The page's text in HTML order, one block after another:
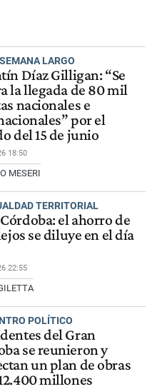
LARGO
Díaz Gilligan: “Se
la llegada de 80 mil
nacionales e
por el
del 15 de junio
18:50
MESERI
TERRITORIAL
el ahorro de
se diluye en el día
22:55
POLÍTICO
del Gran
se reunieron y
un plan de obras
millones